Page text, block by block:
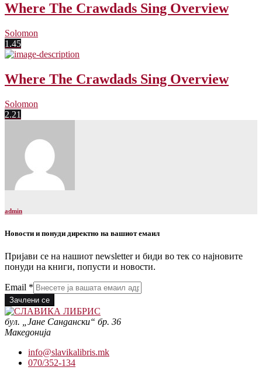
Where The Crawdads Sing Overview
Solomon
1.45
Where The Crawdads Sing Overview
Solomon
2.21
admin
Новости и понуди директно на вашиот емаил
Пријави се на нашиот newsletter и биди во тек со најновите
понуди на книги, попусти и новости.
Email *
Зачлени се
бул. „Јане Сандански“ бр. 36
Македонија
info@slavikalibris.mk
070/352-134